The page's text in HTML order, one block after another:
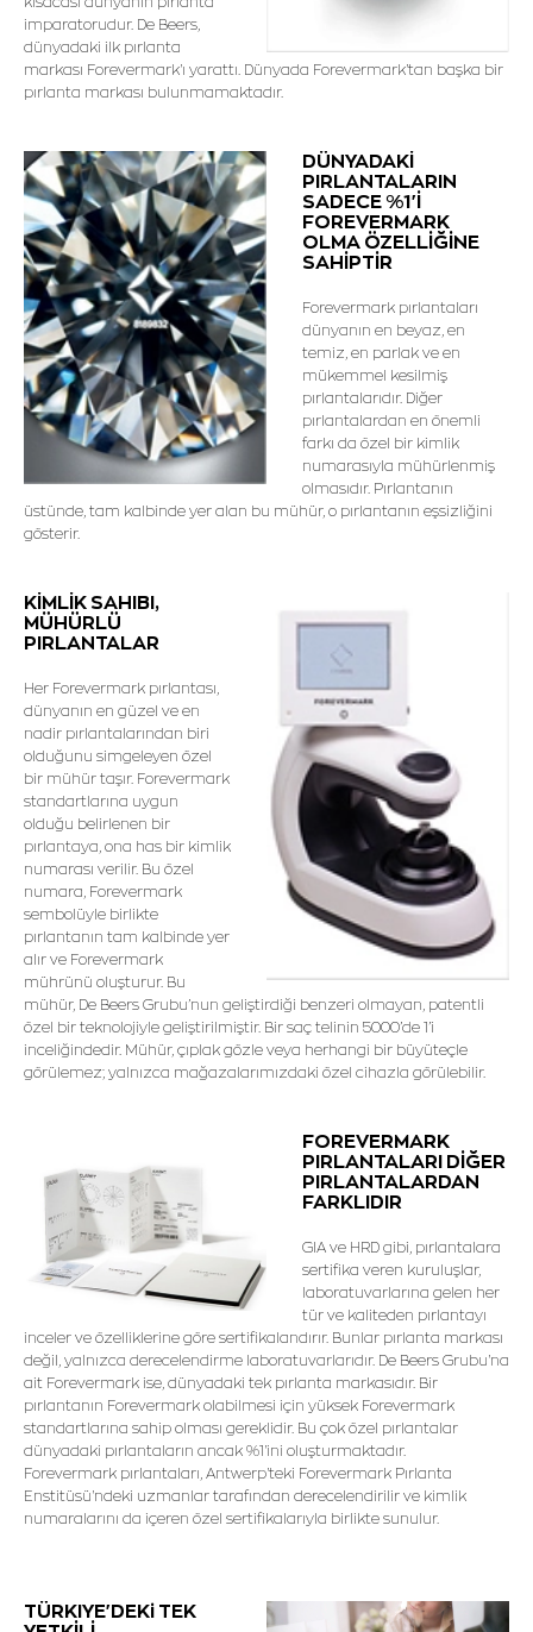
imparatorudur. De Beers,
dünyadaki ilk pırlanta
markası Forevermark'ı yarattı. Dünyada Forevermark'tan başka bir
pırlanta markası bulunmamaktadır.
DÜNYADAKİ
PIRLANTALARIN
SADECE %1'İ
FOREVERMARK
OLMA ÖZELLİĞİNE
SAHİPTİR
Forevermark pırlantaları
dünyanın en beyaz, en
temiz, en parlak ve en
mükemmel kesilmiş
pırlantalarıdır. Diğer
pırlantalardan en önemli
farkı da özel bir kimlik
numarasıyla mühürlenmiş
olmasıdır. Pırlantanın
üstünde, tam kalbinde yer alan bu mühür, o pırlantanın eşsizliğini
gösterir.
KİMLİK SAHIBI,
MÜHÜRLÜ
PIRLANTALAR
Her Forevermark pırlantası,
dünyanın en güzel ve en
nadir pırlantalarından biri
olduğunu simgeleyen özel
bir mühür taşır. Forevermark
standartlarına uygun
olduğu belirlenen bir
pırlantaya, ona has bir kimlik
numarası verilir. Bu özel
numara, Forevermark
sembolüyle birlikte
pırlantanın tam kalbinde yer
alır ve Forevermark
mührünü oluşturur. Bu
mühür, De Beers Grubu’nun geliştirdiği benzeri olmayan, patentli
özel bir teknolojiyle geliştirilmiştir. Bir saç telinin 5000’de 1’i
inceliğindedir. Mühür, çıplak gözle veya herhangi bir büyüteçle
görülemez; yalnızca mağazalarımızdaki özel cihazla görülebilir.
FOREVERMARK
PIRLANTALARI DİĞER
PIRLANTALARDAN
FARKLIDIR
GIA ve HRD gibi, pırlantalara
sertifika veren kuruluşlar,
laboratuvarlarına gelen her
tür ve kaliteden pırlantayı
inceler ve özelliklerine göre sertifikalandırır. Bunlar pırlanta markası
değil, yalnızca derecelendirme laboratuvarlarıdır. De Beers Grubu'na
ait Forevermark ise, dünyadaki tek pırlanta markasıdır. Bir
pırlantanın Forevermark olabilmesi için yüksek Forevermark
standartlarına sahip olması gereklidir. Bu çok özel pırlantalar
dünyadaki pırlantaların ancak %1'ini oluşturmaktadır.
Forevermark pırlantaları, Antwerp'teki Forevermark Pırlanta
Enstitüsü'ndeki uzmanlar tarafından derecelendirilir ve kimlik
numaralarını da içeren özel sertifikalarıyla birlikte sunulur.
TÜRKIYE'DEKi TEK